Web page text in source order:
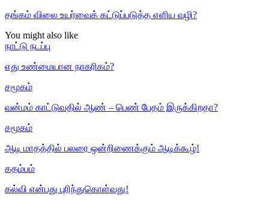
தங்கம் விலை உயர்வைக் கட்டுப்படுத்த எளிய வழி?
You might also like
நாட்டு நடப்பு
எது உண்மையான நாகரிகம்?
சமூகம்
வன்மம் காட்டுவதில் ஆண் – பெண் பேதம் இருக்கிறதா?
சமூகம்
ஆடி மாதத்தில் பலரை ஒன்றிணைக்கும் ஆடிக்கூழ்!
கதம்பம்
கல்வி என்பது புரிந்துகொள்வது!